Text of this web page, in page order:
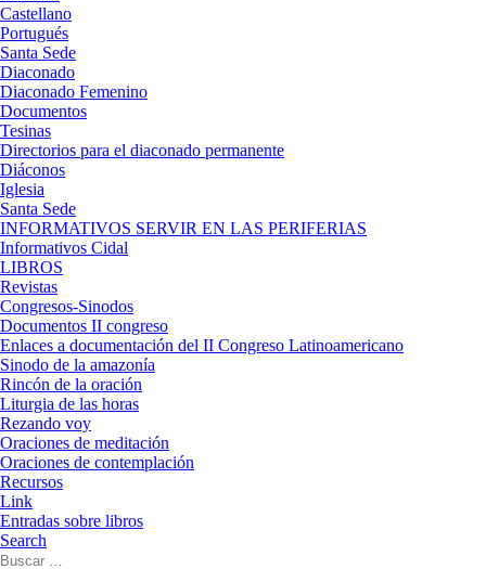
Castellano
Portugués
Santa Sede
Diaconado
Diaconado Femenino
Documentos
Tesinas
Directorios para el diaconado permanente
Diáconos
Iglesia
Santa Sede
INFORMATIVOS SERVIR EN LAS PERIFERIAS
Informativos Cidal
LIBROS
Revistas
Congresos-Sinodos
Documentos II congreso
Enlaces a documentación del II Congreso Latinoamericano
Sinodo de la amazonía
Rincón de la oración
Liturgia de las horas
Rezando voy
Oraciones de meditación
Oraciones de contemplación
Recursos
Link
Entradas sobre libros
Search
Buscar